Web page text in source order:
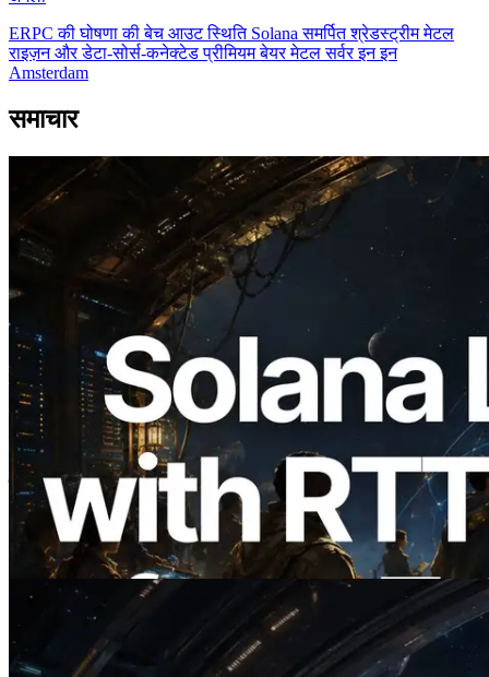
ERPC की घोषणा की बेच आउट स्थिति Solana समर्पित श्रेडस्ट्रीम मेटल
राइज़न और डेटा-सोर्स-कनेक्टेड प्रीमियम बेयर मेटल सर्वर इन इन
Amsterdam
समाचार
2026.08.05
ERPC का Solana Leader Slot API अब 7
वैश्विक क्षेत्रों से ping मापता है — Validators
Information API भी लॉन्च
यह लेख पढ़ें